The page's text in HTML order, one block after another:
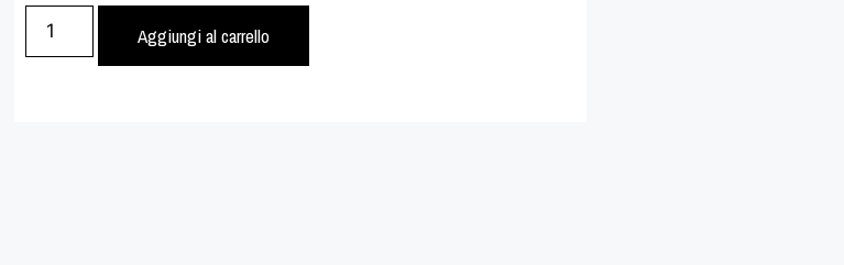
Aggiungi al carrello